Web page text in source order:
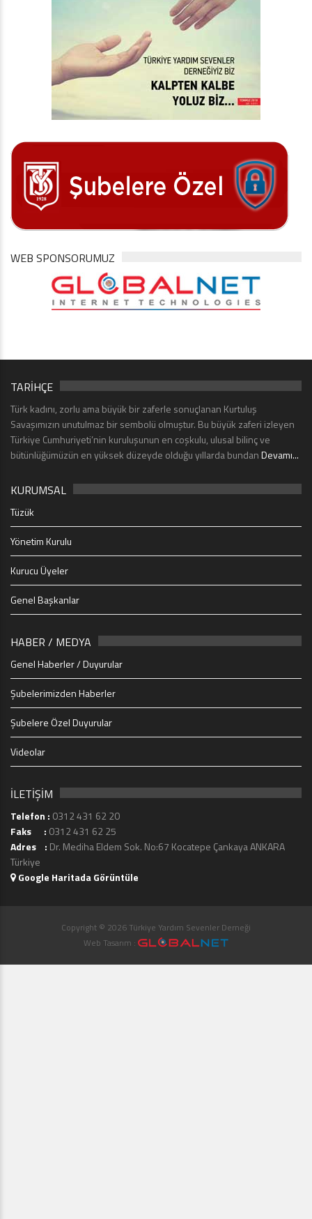
WEB SPONSORUMUZ
TARİHÇE
Türk kadını, zorlu ama büyük bir zaferle sonuçlanan Kurtuluş
Savaşımızın unutulmaz bir sembolü olmuştur. Bu büyük zaferi izleyen
Türkiye Cumhuriyeti’nin kuruluşunun en coşkulu, ulusal bilinç ve
bütünlüğümüzün en yüksek düzeyde olduğu yıllarda bundanDevamı...
KURUMSAL
Tüzük
Yönetim Kurulu
Kurucu Üyeler
Genel Başkanlar
HABER / MEDYA
Genel Haberler / Duyurular
Şubelerimizden Haberler
Şubelere Özel Duyurular
Videolar
İLETİŞİM
Telefon : 0312 431 62 20
Faks : 0312 431 62 25
Adres : Dr. Mediha Eldem Sok. No:67 Kocatepe Çankaya ANKARA
Türkiye
Google Haritada Görüntüle
Copyright © 2026 Türkiye Yardım Sevenler Derneği
Web Tasarım :